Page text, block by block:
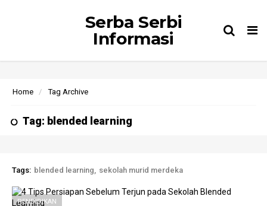
Serba Serbi
Informasi
Home Tag Archive
Tag: blended learning
Tags: blended learning sekolah murid merdeka
PENDIDIKAN